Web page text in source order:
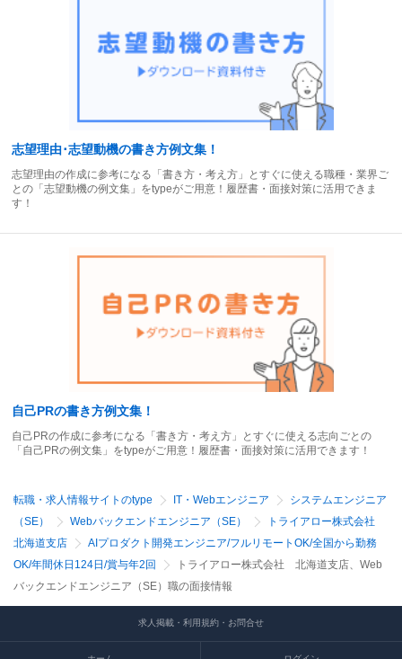
志望理由･志望動機の書き方例文集！
志望理由の作成に参考になる「書き方・考え方」とすぐに使える職種・業界ご
との「志望動機の例文集」をtypeがご用意！履歴書・面接対策に活用できま
す！
自己PRの書き方例文集！
自己PRの作成に参考になる「書き方・考え方」とすぐに使える志向ごとの
「自己PRの例文集」をtypeがご用意！履歴書・面接対策に活用できます！
転職・求人情報サイトのtype IT・Webエンジニア
システムエンジニア
（SE）
Webバックエンドエンジニア（SE）
トライアロー株式会社
北海道支店
AIプロダクト開発エンジニア/フルリモートOK/全国から勤務
OK/年間休日124日/賞与年2回
トライアロー株式会社 北海道支店、Web
バックエンドエンジニア（SE）職の面接情報
求人掲載・利用規約・お問合せ